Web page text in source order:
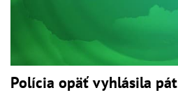
Polícia opäť vyhlásila